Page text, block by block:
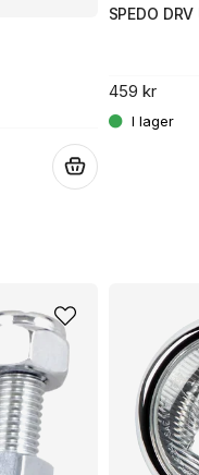
Skicka fråga
SPEDO
459 kr